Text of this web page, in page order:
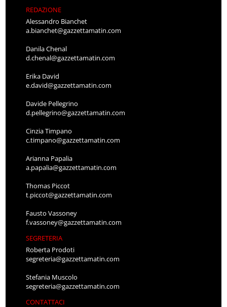
REDAZIONE
Alessandro Bianchet
a.bianchet@gazzettamatin.com
Danila Chenal
d.chenal@gazzettamatin.com
Erika David
e.david@gazzettamatin.com
Davide Pellegrino
d.pellegrino@gazzettamatin.com
Cinzia Timpano
c.timpano@gazzettamatin.com
Arianna Papalia
a.papalia@gazzettamatin.com
Thomas Piccot
t.piccot@gazzettamatin.com
Fausto Vassoney
f.vassoney@gazzettamatin.com
SEGRETERIA
Roberta Prodoti
segreteria@gazzettamatin.com
Stefania Muscolo
segreteria@gazzettamatin.com
CONTATTACI